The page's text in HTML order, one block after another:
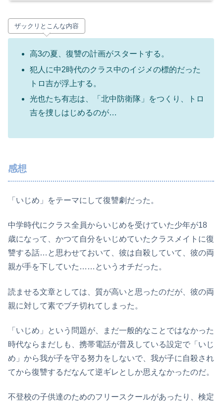
ザックリとこんな内容
高3の夏、復讐の計画がスタートする。
犯人に中2時代のクラス中のイジメの標的だった
トロ吉が浮上する。
光也たち有志は、「北中防衛隊」をつくり、トロ
吉を捜しはじめるのが…
感想
「いじめ」をテーマにして復讐劇だった。
中学時代にクラス全員からいじめを受けていた少年が18
歳になって、かつて自分をいじめていたクラスメイトに復
讐する話…と思わせておいて、彼は自殺していて、彼の両
親が手を下していた……というオチだった。
読ませる文章としては、質が高いと思ったのだが、彼の両
親に対して素でブチ切れてしまった。
「いじめ」という問題が、まだ一般的なことではなかった
時代ならまだしも、携帯電話が普及している設定で「いじ
め」から我が子を守る努力をしないで、我が子に自殺され
てから復讐するだなんて逆ギレとしか思えなかったのだ。
不登校の子供達のためのフリースクールがあったり、検定